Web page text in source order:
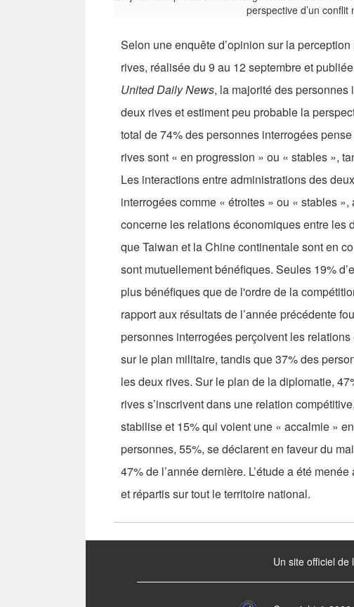
Selon une enquête d’opinion sur la
rives, réalisée du 9 au 12 septembre et
United Daily News, la majorité des
deux rives et estiment peu probable la
total de 74% des personnes interrogées
rives sont « en progression » ou « stables »,
Les interactions entre administrations des
interrogées comme « étroites » ou « stables
concerne les relations économiques entre les
que Taiwan et la Chine continentale sont en
sont mutuellement bénéfiques. Seules 19%
plus bénéfiques que de l'ordre de la
rapport aux résultats de l’année précédente
personnes interrogées perçoivent les
sur le plan militaire, tandis que 37% des
les deux rives. Sur le plan de la diplomatie,
rives s’inscrivent dans une relation
stabilise et 15% qui voient une « accalmie »
personnes, 55%, se déclarent en faveur du
47% de l’année dernière. L’étude a été
et répartis sur tout le territoire national.
Un site officiel de